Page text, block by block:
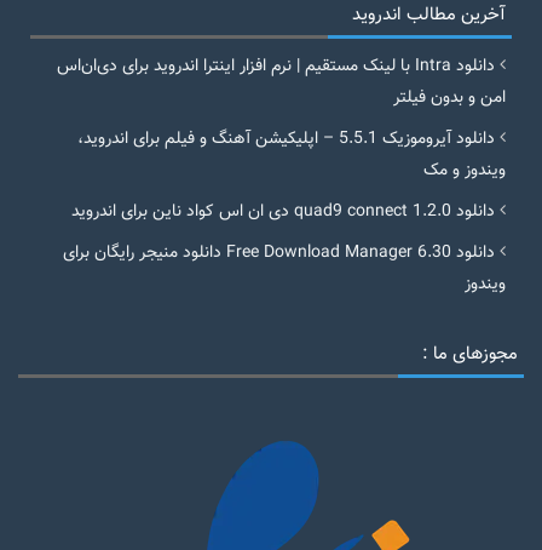
آخرین مطالب اندروید
دانلود Intra با لینک مستقیم | نرم افزار اینترا اندروید برای دی‌ان‌اس
امن و بدون فیلتر
دانلود آیروموزیک 5.5.1 – اپلیکیشن آهنگ و فیلم برای اندروید،
ویندوز و مک
دانلود quad9 connect 1.2.0 دی ان اس کواد ناین برای اندروید
دانلود Free Download Manager 6.30 دانلود منیجر رایگان برای
ویندوز
مجوزهای ما :